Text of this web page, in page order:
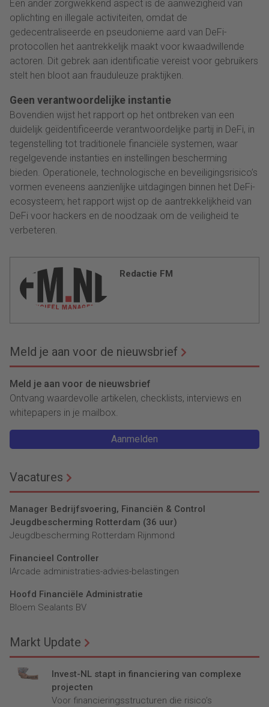
Een ander zorgwekkend aspect is de aanwezigheid van
oplichting en illegale activiteiten, omdat de
gedecentraliseerde en pseudonieme aard van DeFi-
protocollen het aantrekkelijk maakt voor kwaadwillende
actoren. Dit gebrek aan identificatie vereist voor gebruikers
stelt hen bloot aan frauduleuze praktijken.
Geen verantwoordelijke instantie
Bovendien wijst het rapport op het ontbreken van een
duidelijk geïdentificeerde verantwoordelijke partij in DeFi, in
tegenstelling tot traditionele financiële systemen, waar
regelgevende instanties en instellingen bescherming
bieden. Operationele, technologische en beveiligingsrisico’s
vormen eveneens aanzienlijke uitdagingen binnen het DeFi-
ecosysteem; het rapport wijst op de aantrekkelijkheid van
DeFi voor hackers en de noodzaak om de veiligheid te
verbeteren.
Redactie FM
Meld je aan voor de nieuwsbrief
Meld je aan voor de nieuwsbrief
Ontvang waardevolle artikelen, checklists, interviews en
whitepapers in je mailbox.
Aanmelden
Vacatures
Manager Bedrijfsvoering, Financiën & Control
Jeugdbescherming Rotterdam (36 uur)
Jeugdbescherming Rotterdam Rijnmond
Financieel Controller
lArcade administraties-advies-belastingen
Hoofd Financiële Administratie
Bloem Sealants BV
Markt Update
Invest-NL stapt in financiering van complexe
projecten
Voor financieringsstructuren die risico’s